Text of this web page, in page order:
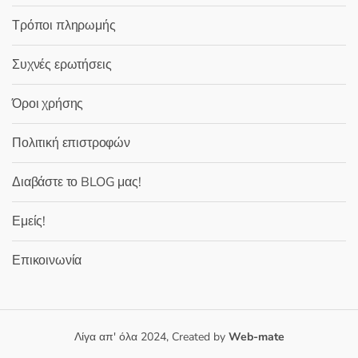
Τρόποι πληρωμής
Συχνές ερωτήσεις
Όροι χρήσης
Πολιτική επιστροφών
Διαβάστε το BLOG μας!
Εμείς!
Επικοινωνία
Λίγα απ' όλα 2024, Created by Web-mate